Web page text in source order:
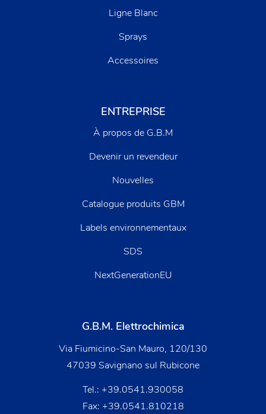
Ligne Blanc
Sprays
Accessoires
ENTREPRISE
À propos de G.B.M
Devenir un revendeur
Nouvelles
Catalogue produits GBM
Labels environnementaux
SDS
NextGenerationEU
G.B.M. Elettrochimica
Via Fiumicino-San Mauro, 120/130
47039 Savignano sul Rubicone
Tel.: +39.0541.930058
Fax: +39.0541.810218